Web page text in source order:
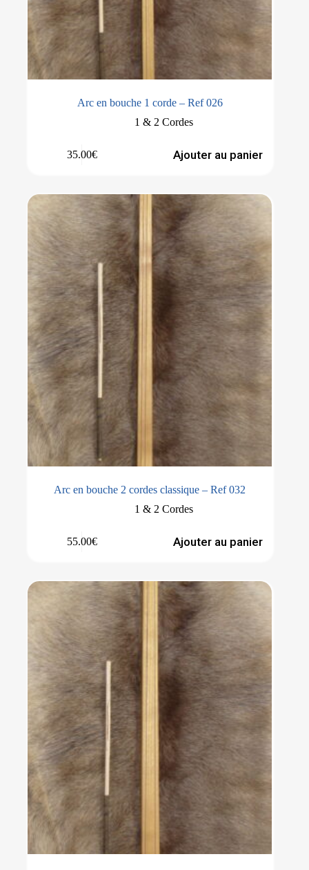
Arc en bouche 1 corde – Ref 026
1 & 2 Cordes
35.00€ Ajouter au panier
Arc en bouche 2 cordes classique – Ref 032
1 & 2 Cordes
55.00€ Ajouter au panier